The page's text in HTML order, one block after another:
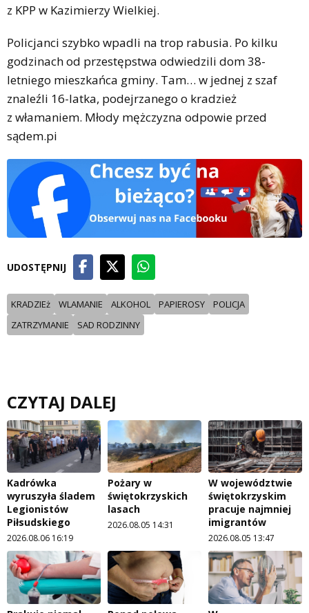
z KPP w Kazimierzy Wielkiej.
Policjanci szybko wpadli na trop rabusia. Po kilku
godzinach od przestępstwa odwiedzili dom 38-
letniego mieszkańca gminy. Tam… w jednej z szaf
znaleźli 16-latka, podejrzanego o kradzież
z włamaniem. Młody mężczyzna odpowie przed
sądem.pi
UDOSTĘPNIJ
KRADZIEż WLAMANIE ALKOHOL PAPIEROSY
POLICJA
ZATRZYMANIE
SAD RODZINNY
CZYTAJ DALEJ
Kadrówka
wyruszyła śladem
Legionistów
Piłsudskiego
2026.08.06 16:19
Pożary w
świętokrzyskich
lasach
2026.08.05 14:31
W województwie
świętokrzyskim
pracuje najmniej
imigrantów
2026.08.05 13:47